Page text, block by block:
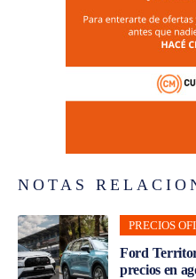
NOTAS
PRECIOS
Ford
precios en